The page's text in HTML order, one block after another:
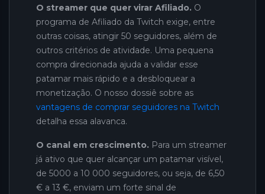
O streamer que quer virar Afiliado. O
programa de Afiliado da Twitch exige, entre
outras coisas, atingir 50 seguidores, além de
outros critérios de atividade. Uma pequena
compra direcionada ajuda a validar esse
patamar mais rápido e a desbloquear a
monetização. O nosso dossiê sobre as
vantagens de comprar seguidores na Twitch
detalha essa alavanca.
O canal em crescimento. Para um streamer
já ativo que quer alcançar um patamar visível,
de 5000 a 10 000 seguidores, ou seja, de 6,50
€ a 13 €, enviam um forte sinal de